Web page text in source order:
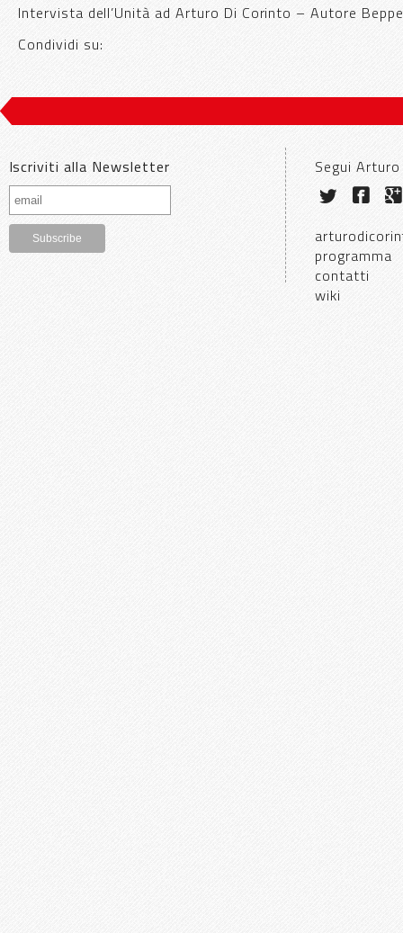
Intervista dell’Unità ad Arturo Di Corinto – Autore
Condividi su:
Iscriviti alla Newsletter Segui
programma
contatti
wiki